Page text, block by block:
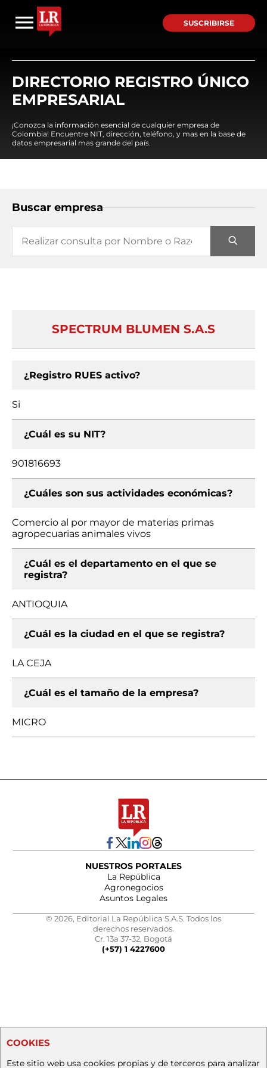
SUSCRIBIRSE
DIRECTORIO REGISTRO ÚNICO
EMPRESARIAL
¡Conozca la información esencial de cualquier empresa de
Colombia! Encuentre NIT, dirección, teléfono, y mas en la base de
datos empresarial mas grande del país.
Buscar empresa
SPECTRUM BLUMEN S.A.S
¿Registro RUES activo?
Si
¿Cuál es su NIT?
901816693
¿Cuáles son sus actividades económicas?
Comercio al por mayor de materias primas
agropecuarias animales vivos
¿Cuál es el departamento en el que se
registra?
ANTIOQUIA
¿Cuál es la ciudad en el que se registra?
LA CEJA
¿Cuál es el tamaño de la empresa?
MICRO
NUESTROS PORTALES
La República
Agronegocios
Asuntos Legales
© 2026, Editorial La República S.A.S. Todos los
derechos reservados.
Cr. 13a 37-32, Bogotá
(+57) 1 4227600
COOKIES
Este sitio web usa cookies propias y de terceros para analizar